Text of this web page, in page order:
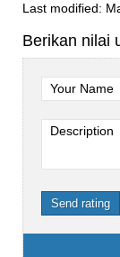
Last modified:
Berikan nilai
Your Name
Description
Send rating